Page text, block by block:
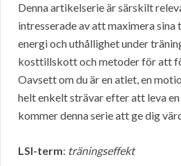
Denna artikelserie är särskilt
intresserade av att maximera
energi och uthållighet under
kosttillskott och metoder för att
Oavsett om du är en atlet, en
helt enkelt strävar efter att leva
kommer denna serie att ge dig
LSI-term: träningseffekt